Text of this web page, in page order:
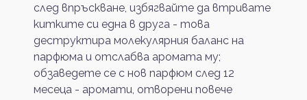
след впръскване, избягвайте да втривате
китките си една в друга - това
деструктира молекулярния баланс на
парфюма и отслабва аромата му;
обзаведете се с нов парфюм след 12
месеца - аромати, отворени повече